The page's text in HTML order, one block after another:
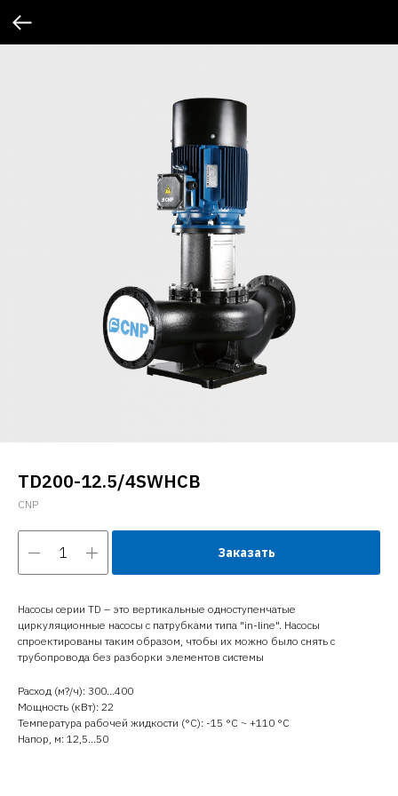
TD200-12.5/4SWHCB
CNP
Заказать
Насосы серии TD – это вертикальные одноступенчатые
циркуляционные насосы с патрубками типа "in-line". Насосы
спроектированы таким образом, чтобы их можно было снять с
трубопровода без разборки элементов системы
Расход (м?/ч): 300…400
Мощность (кВт): 22
Температура рабочей жидкости (°C): -15 °С ~ +110 °С
Напор, м: 12,5…50